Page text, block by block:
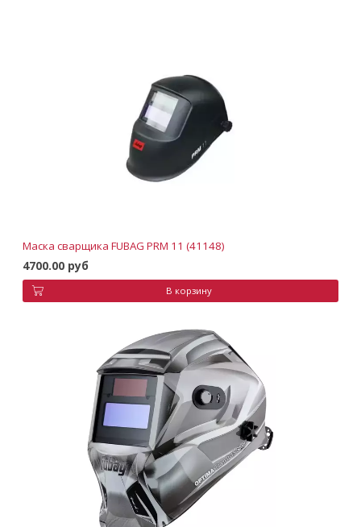
Маска сварщика FUBAG PRM 11 (41148)
4700.00 руб
В корзину